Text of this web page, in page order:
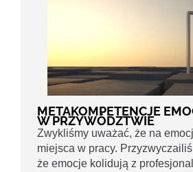
METAKOMPETENCJE
W PRZYWÓDZTWIE
Zwykliśmy uważać, że na
miejsca w pracy.
że emocje kolidują z